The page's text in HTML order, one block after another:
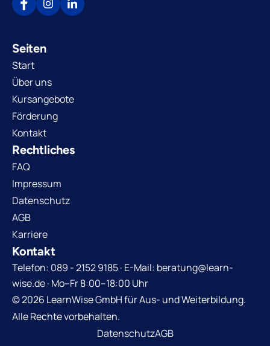
Seiten
Start
Über uns
Kursangebote
Förderung
Kontakt
Rechtliches
FAQ
Impressum
Datenschutz
AGB
Karriere
Kontakt
Telefon: 089 - 2152 9185 · E-Mail: beratung@learn-
wise.de · Mo–Fr 8:00–18:00 Uhr
© 2026 LearnWise GmbH für Aus- und Weiterbildung.
Alle Rechte vorbehalten.
DatenschutzAGB